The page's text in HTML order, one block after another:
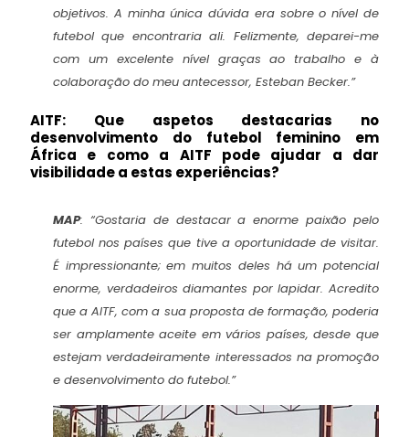
objetivos. A minha única dúvida era sobre o nível de
futebol que encontraria ali. Felizmente, deparei-me
com um excelente nível graças ao trabalho e à
colaboração do meu antecessor, Esteban Becker.”
AITF: Que aspetos destacarias no
desenvolvimento do futebol feminino em
África e como a AITF pode ajudar a dar
visibilidade a estas experiências?
MAP: “Gostaria de destacar a enorme paixão pelo
futebol nos países que tive a oportunidade de visitar.
É impressionante; em muitos deles há um potencial
enorme, verdadeiros diamantes por lapidar. Acredito
que a AITF, com a sua proposta de formação, poderia
ser amplamente aceite em vários países, desde que
estejam verdadeiramente interessados na promoção
e desenvolvimento do futebol.”